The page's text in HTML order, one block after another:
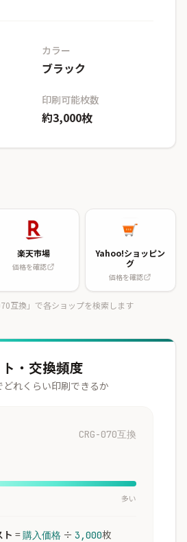
カラー
ブラック
印刷可能枚数
約3,000枚
楽天市場
価格を確認
Yahoo!ショッピン
グ
価格を確認
互換」で各ショップを検索します
・交換頻度
どれくらい印刷できるか
CRG-070互換
多い
=購入価格 ÷ 3,000枚